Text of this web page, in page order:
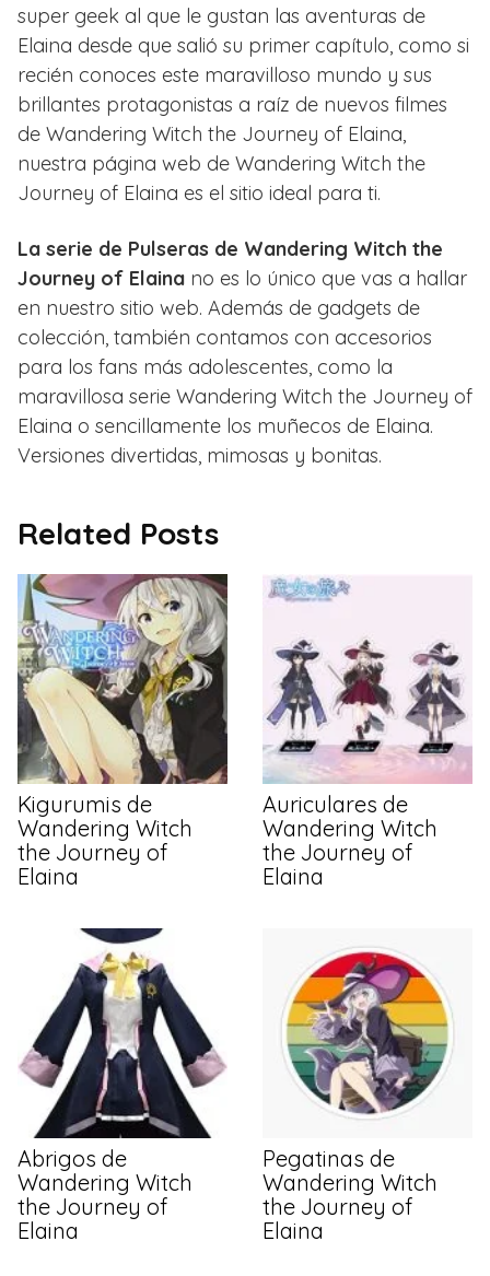
super geek al que le gustan las aventuras de
Elaina desde que salió su primer capítulo, como si
recién conoces este maravilloso mundo y sus
brillantes protagonistas a raíz de nuevos filmes
de Wandering Witch the Journey of Elaina,
nuestra página web de Wandering Witch the
Journey of Elaina es el sitio ideal para ti.
La serie de Pulseras de Wandering Witch the
Journey of Elaina no es lo único que vas a hallar
en nuestro sitio web. Además de gadgets de
colección, también contamos con accesorios
para los fans más adolescentes, como la
maravillosa serie Wandering Witch the Journey of
Elaina o sencillamente los muñecos de Elaina.
Versiones divertidas, mimosas y bonitas.
Related Posts
Kigurumis de
Wandering Witch
the Journey of
Elaina
Auriculares de
Wandering Witch
the Journey of
Elaina
Abrigos de
Wandering Witch
the Journey of
Elaina
Pegatinas de
Wandering Witch
the Journey of
Elaina